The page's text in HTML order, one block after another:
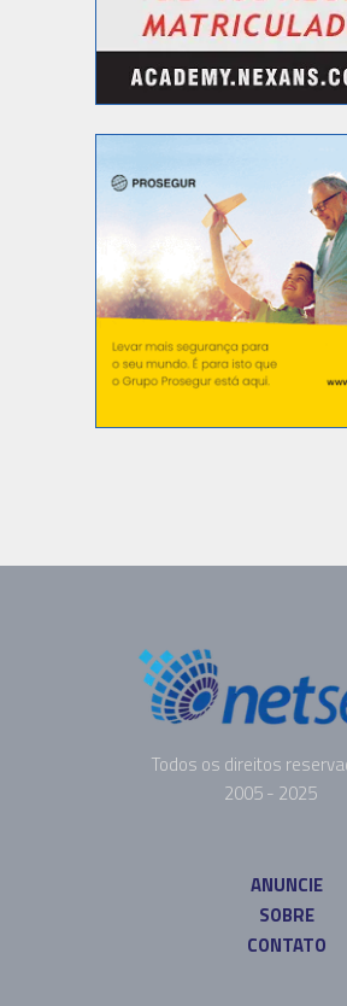
Todos os direitos
2005 - 2025
ANUNCIE
SOBRE
CONTATO